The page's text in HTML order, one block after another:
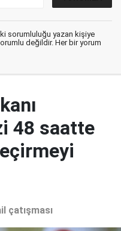
sorumluluğu yazan kişiye
değildir. Her bir yorum
48 saatte
çatışması